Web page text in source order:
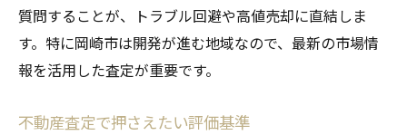
質問することが、トラブル回避や高値売却に直結しま
す。特に岡崎市は開発が進む地域なので、最新の市場情
報を活用した査定が重要です。
不動産査定で押さえたい評価基準